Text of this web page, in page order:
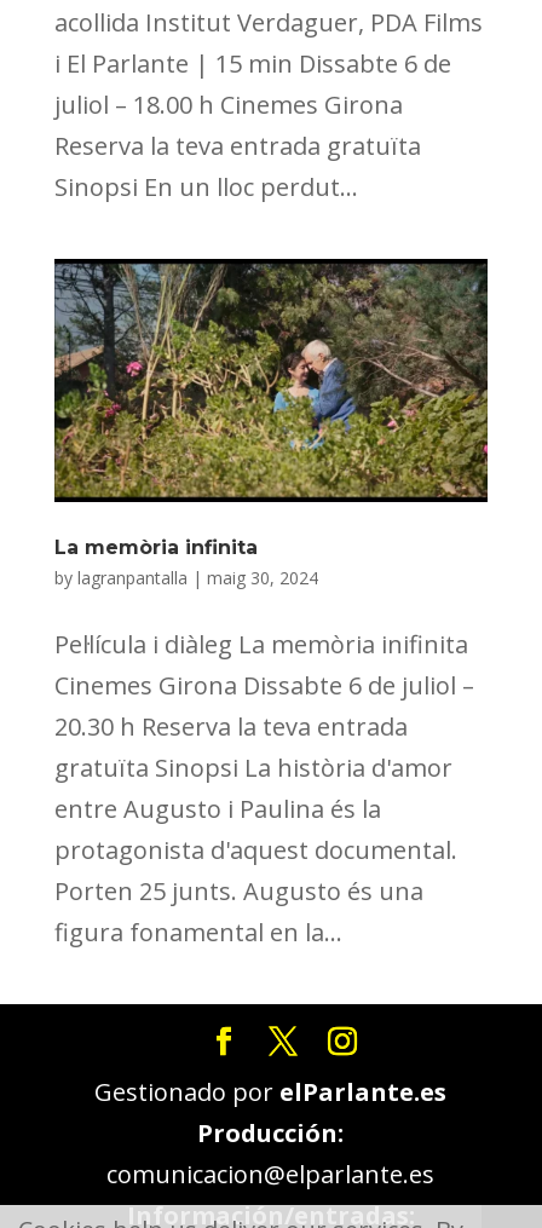
acollida Institut Verdaguer, PDA Films
i El Parlante | 15 min Dissabte 6 de
juliol – 18.00 h Cinemes Girona
Reserva la teva entrada gratuïta
Sinopsi En un lloc perdut...
La memòria infinita
by lagranpantalla | maig 30, 2024
Pel·lícula i diàleg La memòria inifinita
Cinemes Girona Dissabte 6 de juliol –
20.30 h Reserva la teva entrada
gratuïta Sinopsi La història d'amor
entre Augusto i Paulina és la
protagonista d'aquest documental.
Porten 25 junts. Augusto és una
figura fonamental en la...
Gestionado por elParlante.es
Producción:
comunicacion@elparlante.es
Información/entradas: